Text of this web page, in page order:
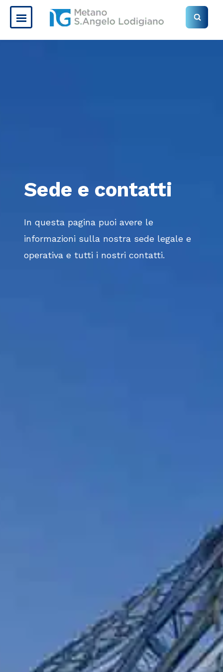
Sede e contatti
In questa pagina puoi avere le
informazioni sulla nostra sede legale e
operativa e tutti i nostri contatti.